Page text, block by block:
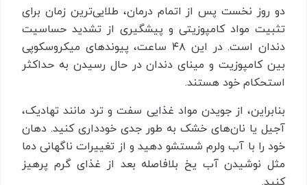
دو روز نخست پس از اتمام درمان، طلایی‌ترین زمان برای
تثبیت مواد کامپوزیتی و پیشگیری از تشدید حساسیت
دندان است. در این ۴۸ ساعت، پیوندهای میکروسکوپی
بین کامپوزیت و مینای دندان در حال رسیدن به حداکثر
استحکام خود هستند.
بنابراین، از جویدن مواد غذایی سفت و ترد مانند تهادیک،
آجیل یا نان‌های خشک به طور جدی خودداری کنید. دهان
خود را با آب ولرم شستشو دهید و از تغییرات ناگهانی دما
مثل نوشیدن آب یخ بلافاصله بعد از غذای گرم پرهیز